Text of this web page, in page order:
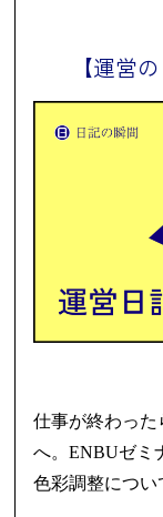
【運営
仕事が終わった
へ。ENBUゼミ
色彩調整につい